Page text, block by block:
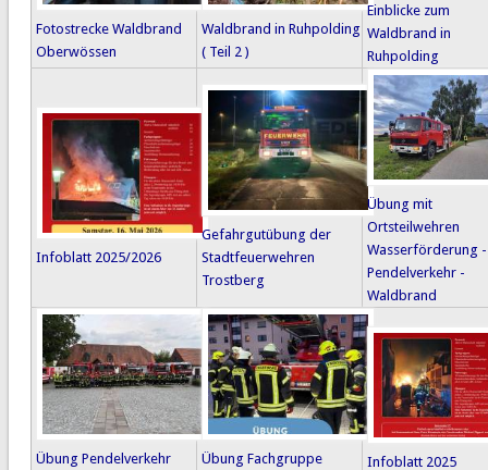
Fotostrecke Waldbrand
Oberwössen
Waldbrand in Ruhpolding
( Teil 2 )
Einblicke zum
Waldbrand in
Ruhpolding
Infoblatt 2025/2026
Gefahrgutübung der
Stadtfeuerwehren
Trostberg
Übung mit
Ortsteilwehren
Wasserförderung -
Pendelverkehr -
Waldbrand
Übung Pendelverkehr
Übung Fachgruppe
Infoblatt 2025